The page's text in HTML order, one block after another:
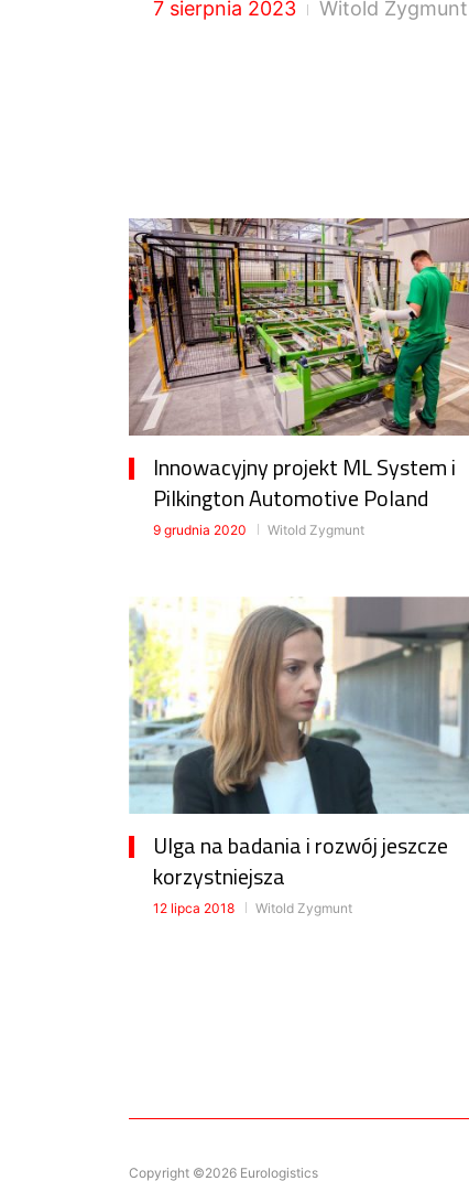
7 sierpnia 2023 Witold Zygmunt
Innowacyjny projekt ML System i
Pilkington Automotive Poland
9 grudnia 2020 Witold Zygmunt
Ulga na badania i rozwój jeszcze
korzystniejsza
12 lipca 2018 Witold Zygmunt
Copyright ©2026 Eurologistics